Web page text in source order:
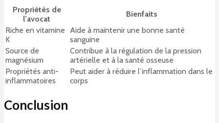
Propriétés de
l’avocat
Bienfaits
Riche en vitamine
K
Aide à maintenir une bonne santé
sanguine
Source de
magnésium
Contribue à la régulation de la pression
artérielle et à la santé osseuse
Propriétés anti-
inflammatoires
Peut aider à réduire l’inflammation dans le
corps
Conclusion